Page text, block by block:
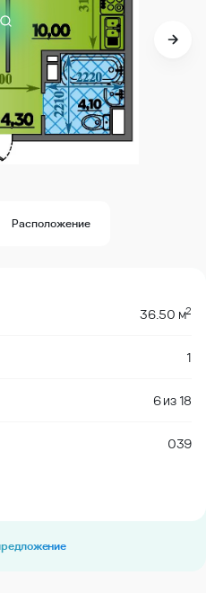
Расположение
36.50 м2
1
6из18
039